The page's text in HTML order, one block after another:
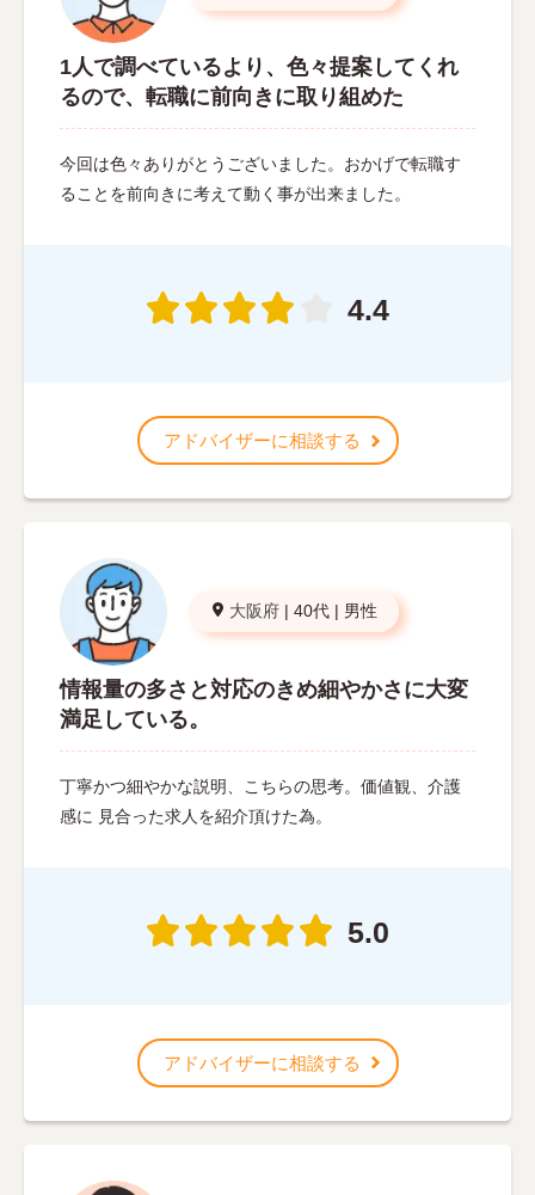
1人で調べているより、色々提案してくれ
るので、転職に前向きに取り組めた
今回は色々ありがとうございました。おかげで転職す
ることを前向きに考えて動く事が出来ました。
4.4
アドバイザーに相談する
大阪府 | 40代 | 男性
情報量の多さと対応のきめ細やかさに大変
満足している。
丁寧かつ細やかな説明、こちらの思考。価値観、介護
感に 見合った求人を紹介頂けた為。
5.0
アドバイザーに相談する